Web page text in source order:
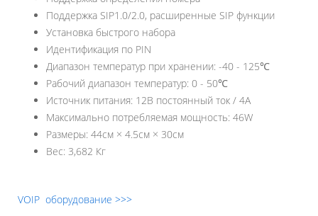
Поддержка SIP1.0/2.0, расширенные SIP функции
Установка быстрого набора
Идентификация по PIN
Диапазон температур при хранении: -40 - 125℃
Рабочий диапазон температур: 0 - 50℃
Источник питания: 12В постоянный ток / 4А
Максимально потребляемая мощность: 46W
Размеры: 44см × 4.5см × 30см
Вес: 3,682 Кг
VOIP оборудование >>>